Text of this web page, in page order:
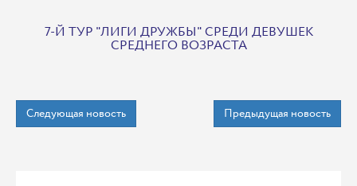
7-Й ТУР "ЛИГИ ДРУЖБЫ" СРЕДИ ДЕВУШЕК
СРЕДНЕГО ВОЗРАСТА
Следующая новость Предыдущая новость